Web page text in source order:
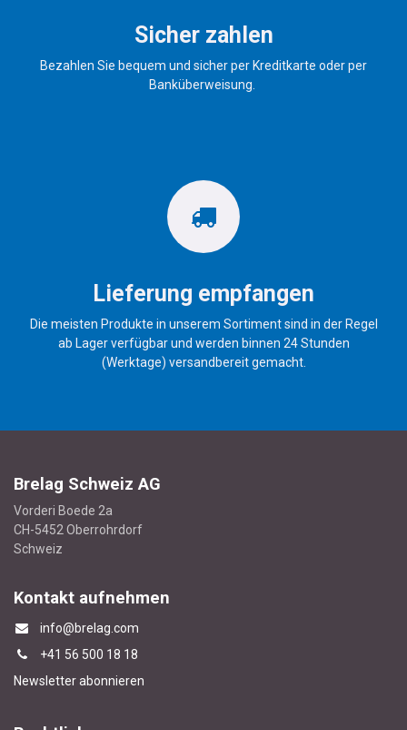
Sicher zahlen
Bezahlen Sie bequem und sicher per Kreditkarte oder per
Banküberweisung.
Lieferung empfangen
Die meisten Produkte in unserem Sortiment sind in der Regel
ab Lager verfügbar und werden binnen 24 Stunden
(Werktage) versandbereit gemacht.
Brelag Schweiz AG
Vorderi Boede 2a
CH-5452 Oberrohrdorf
Schweiz
Kontakt aufnehmen
info@brelag.com
+41 56 500 18 18
Newsletter abonnieren